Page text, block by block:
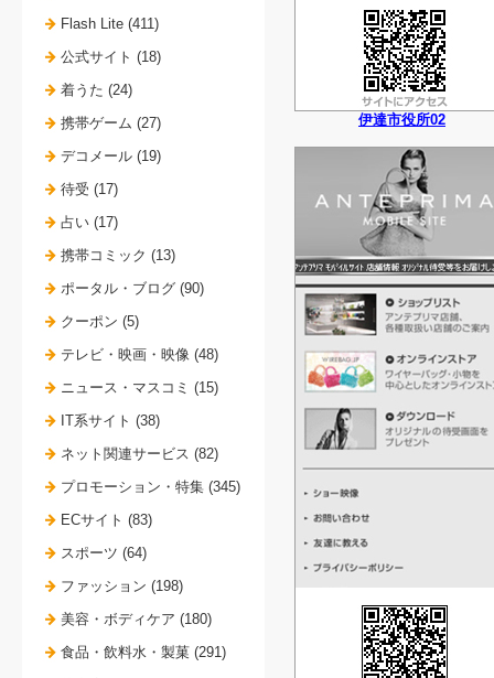
伊達市役所02
Flash Lite (411)
公式サイト (18)
着うた (24)
携帯ゲーム (27)
デコメール (19)
待受 (17)
占い (17)
携帯コミック (13)
ポータル・ブログ (90)
クーポン (5)
テレビ・映画・映像 (48)
ニュース・マスコミ (15)
IT系サイト (38)
ネット関連サービス (82)
プロモーション・特集 (345)
ECサイト (83)
スポーツ (64)
ファッション (198)
美容・ボディケア (180)
食品・飲料水・製菓 (291)